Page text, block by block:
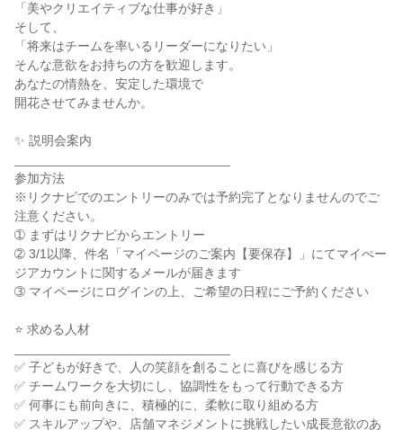
「美やクリエイティブな仕事が好き」
そして、
「将来はチームを率いるリーダーになりたい」
そんな意欲をお持ちの方を歓迎します。
あなたの情熱を、安定した環境で
開花させてみませんか。
✨ 説明会案内
参加方法
※リクナビでのエントリーのみでは予約完了となりませんのでご
注意ください。
➀ まずはリクナビからエントリー
➁ 3/1以降、件名「マイページのご案内【要保存】」にてマイぺー
ジアカウントに関するメールが届きます
➂ マイページにログインの上、ご希望の日程にご予約ください
⭐ 求める人材
✅ 子どもが好きで、人の笑顔を創ることに喜びを感じる方
✅ チームワークを大切にし、協調性をもって行動できる方
✅ 何事にも前向きに、積極的に、柔軟に取り組める方
✅ スキルアップや、店舗マネジメントに挑戦したい成長意欲のあ